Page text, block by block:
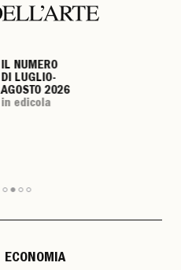
IL NUMERO
DI LUGLIO-
AGOSTO 2026
in edicola
IL NUMERO
DI LUGLIO-
AGOSTO 2026
in edicola
IL NUMERO
DI LUGLIO-
AGOSTO 2026
in edicola
IL NUMERO
DI LUGLIO-
AGOSTO 2026
in edicola
ECONOMIA